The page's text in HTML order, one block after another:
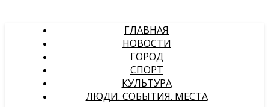
ГЛАВНАЯ
НОВОСТИ
ГОРОД
СПОРТ
КУЛЬТУРА
ЛЮДИ. СОБЫТИЯ. МЕСТА